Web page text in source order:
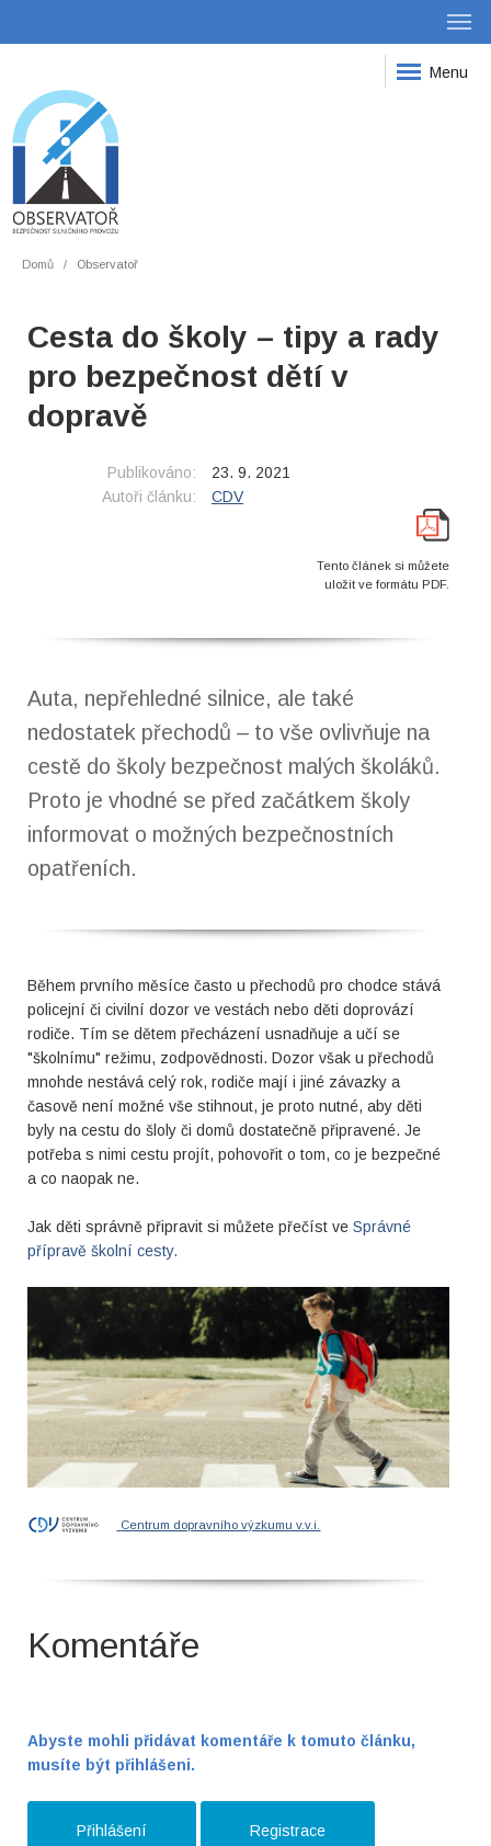
Menu
Domů Observatoř
Cesta do školy – tipy a rady
pro bezpečnost dětí v
dopravě
Publikováno:
23. 9. 2021
Autoři článku:
CDV
Tento článek si můžete
uložit ve formátu PDF.
Auta, nepřehledné silnice, ale také
nedostatek přechodů – to vše ovlivňuje na
cestě do školy bezpečnost malých školáků.
Proto je vhodné se před začátkem školy
informovat o možných bezpečnostních
opatřeních.
Během prvního měsíce často u přechodů pro chodce stává
policejní či civilní dozor ve vestách nebo děti doprovází
rodiče. Tím se dětem přecházení usnadňuje a učí se
"školnímu" režimu, zodpovědnosti. Dozor však u přechodů
mnohde nestává celý rok, rodiče mají i jiné závazky a
časově není možné vše stihnout, je proto nutné, aby děti
byly na cestu do šloly či domů dostatečně připravené. Je
potřeba s nimi cestu projít, pohovořit o tom, co je bezpečné
a co naopak ne.
Jak děti správně připravit si můžete přečíst ve Správné
přípravě školní cesty.
Centrum dopravního výzkumu v.v.i.
Komentáře
Abyste mohli přidávat komentáře k tomuto článku,
musíte být přihlášeni.
Přihlášení Registrace